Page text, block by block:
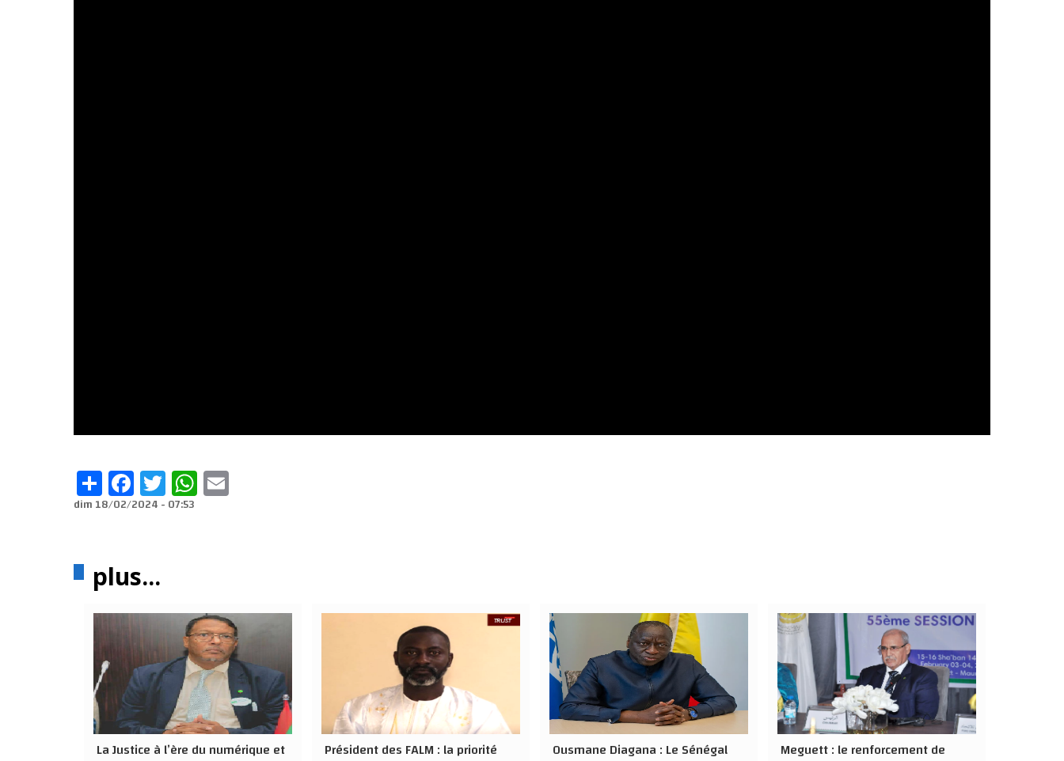
ShareFacebook
TwitterWhatsApp
dim 18/02/2024 - 07:53
plus...
La Justice à l’ère du numérique et Président des FALM : la priorité Ousmane Diagana : Le Sénégal Meguett : le renforcement de